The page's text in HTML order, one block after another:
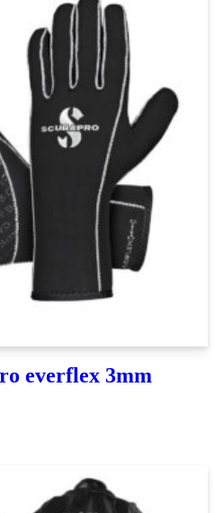
everflex 3mm